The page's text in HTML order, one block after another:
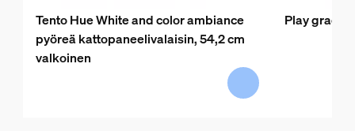
Tento Hue White and color ambiance
pyöreä kattopaneelivalaisin, 54,2 cm
valkoinen
Play